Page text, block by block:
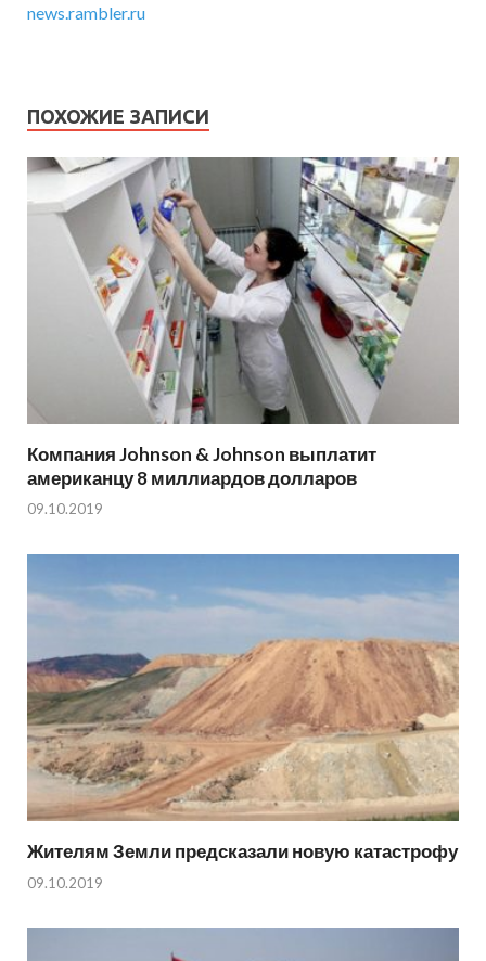
news.rambler.ru
ПОХОЖИЕ ЗАПИСИ
Компания Johnson & Johnson выплатит
американцу 8 миллиардов долларов
09.10.2019
Жителям Земли предсказали новую катастрофу
09.10.2019